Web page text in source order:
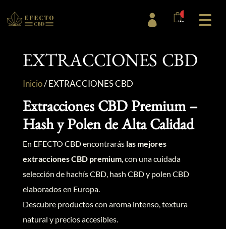
items

EXTRACCIONES CBD
Inicio/EXTRACCIONES CBD
Extracciones CBD Premium –
Hash y Polen de Alta Calidad
En EFECTO CBD encontrarás las mejores
extracciones CBD premium, con una cuidada
selección de hachís CBD, hash CBD y polen CBD
elaborados en Europa.
Descubre productos con aroma intenso, textura
natural y precios accesibles.